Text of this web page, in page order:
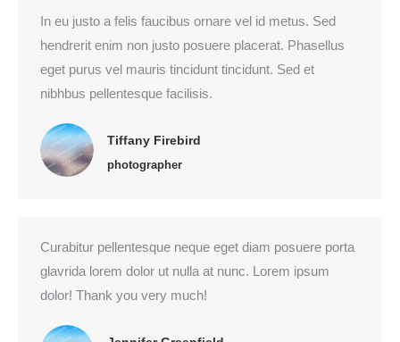
In eu justo a felis faucibus ornare vel id metus. Sed
hendrerit enim non justo posuere placerat. Phasellus
eget purus vel mauris tincidunt tincidunt. Sed et
nibhbus pellentesque facilisis.
Tiffany Firebird
photographer
Curabitur pellentesque neque eget diam posuere porta
glavrida lorem dolor ut nulla at nunc. Lorem ipsum
dolor! Thank you very much!